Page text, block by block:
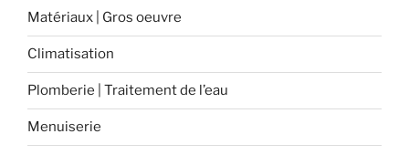
Matériaux | Gros oeuvre
Climatisation
Plomberie | Traitement de l’eau
Menuiserie